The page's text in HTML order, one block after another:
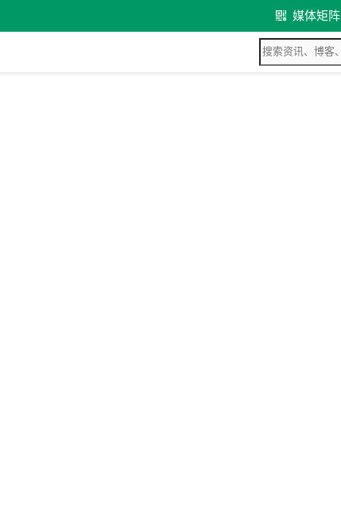
媒体矩阵